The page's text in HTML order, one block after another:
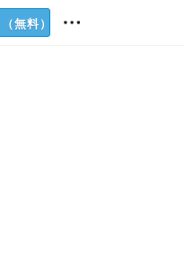
（無料）